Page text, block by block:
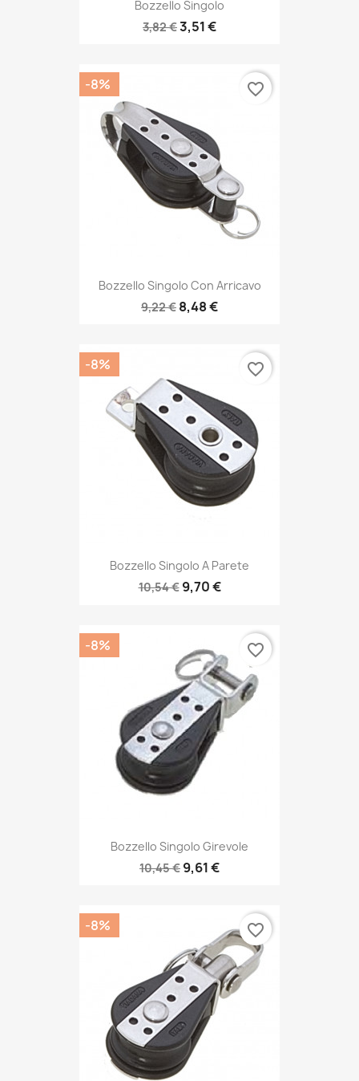
Bozzello Singolo
3,82 €3,51 €
Bozzello Singolo Con Arricavo
9,22 € 8,48 €
-8% favorite_border
Bozzello Singolo A Parete
10,54 € 9,70 €
-8% favorite_border
Bozzello Singolo Girevole
10,45 € 9,61 €
-8% favorite_border
-8% favorite_border